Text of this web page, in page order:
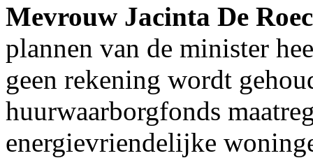
Mevrouw Jacinta De
plannen van de minister
geen rekening wordt
huurwaarborgfonds
energievriendelijke